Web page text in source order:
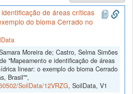
de áreas críticas
do bioma Cerrado no
Moreira de; Castro, Selma Simões
"Mapeamento e identificação de áreas
linear: o exemplo do bioma Cerrado
Brasil"",
SoilData/12VRZG, SoilData, V1